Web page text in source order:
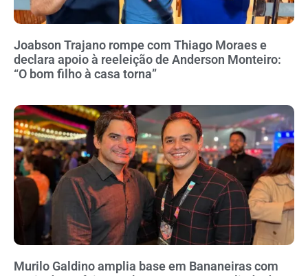
Joabson Trajano rompe com Thiago Moraes e
declara apoio à reeleição de Anderson Monteiro:
“O bom filho à casa torna”
Murilo Galdino amplia base em Bananeiras com